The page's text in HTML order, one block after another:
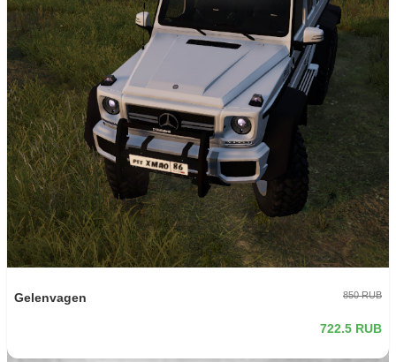
Gelenvagen 850 RUB
722.5 RUB